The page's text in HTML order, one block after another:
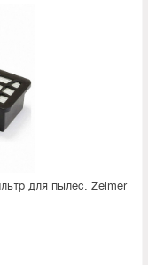
для пылес. Zelmer